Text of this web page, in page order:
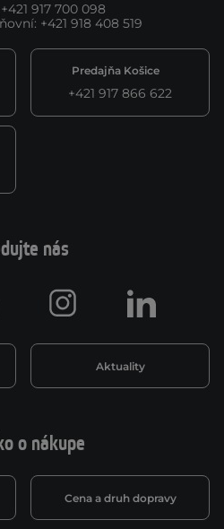
+421 917 700 098
: +421 918 408 519
Predajňa Košice
+421 917 866 622
o nákupe
Cena a druh dopravy
nás
Aktuality
Instagram LinkedIn